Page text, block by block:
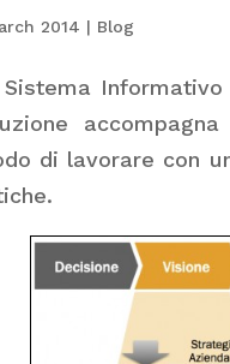
2014 | Blog
di lavorare con